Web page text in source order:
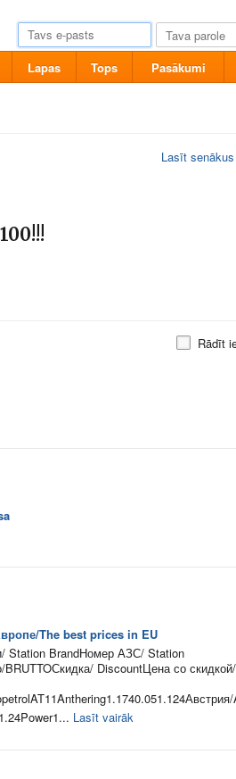
Lapas Tops Pasākumi
Lasīt
Rādīt
The best prices in EU
Station BrandНомер АЗС/ Station
DiscountЦена со
Lasīt vairāk